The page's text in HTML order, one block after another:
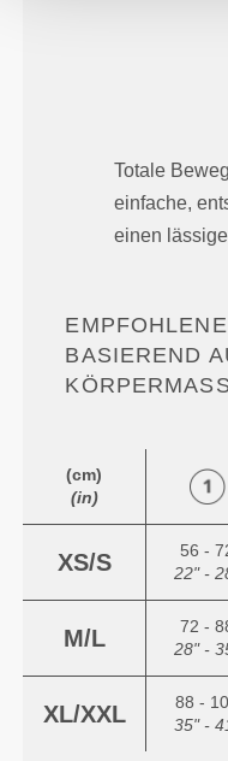
Totale
einfache,
einen
EMPFOHLENE
ASIEREND
(cm)
(in)
XS/S
56 -
22" -
M/L
72 -
28" -
XL/XXL
88 -
35" -